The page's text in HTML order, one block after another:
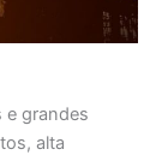
e grandes
alta